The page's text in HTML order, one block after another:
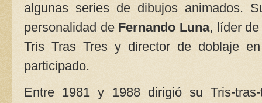
algunas series de dibujos animados.
personalidad de Fernando Luna, líder
Tris Tras Tres y director de doblaje
participado.
Entre 1981 y 1988 dirigió su Tris-